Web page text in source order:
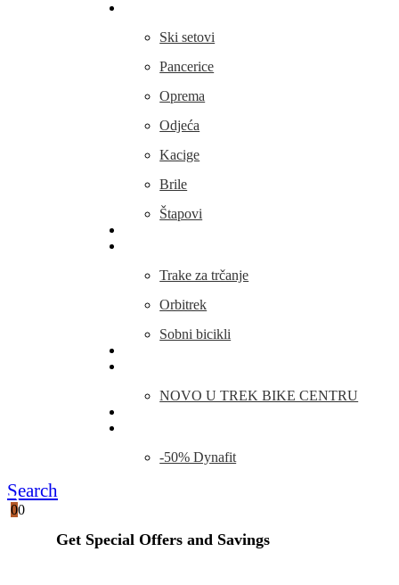
Ski setovi
Pancerice
Oprema
Odjeća
Kacige
Brile
Štapovi
Trake za trčanje
Orbitrek
Sobni bicikli
NOVO U TREK BIKE CENTRU
-50% Dynafit
Search
00
Get Special Offers and Savings